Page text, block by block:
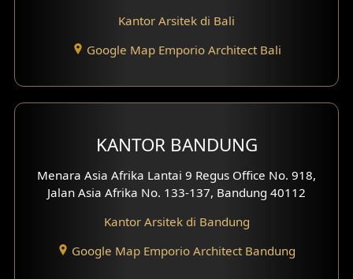
Desain Paviliun
Desain Interior Klinik
Desain Interior Perumahan
Desain Interior Kantor
Desain Interior Hotel
Eksterior Tampak Hook
Eksterior dengan Pagar
Kantor Arsitek di Bali
Google Map Emporio Architect Bali
KANTOR BANDUNG
Menara Asia Afrika Lantai 9 Regus Office No. 918,
Jalan Asia Afrika No. 133-137, Bandung 40112
Kantor Arsitek di Bandung
Google Map Emporio Architect Bandung